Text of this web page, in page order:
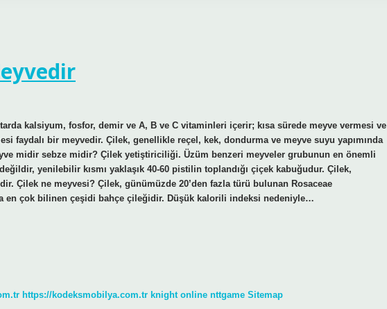
kalsiyum, fosfor, demir ve A, B ve C vitaminleri içerir; kısa sürede meyve vermesi ve
faydalı bir meyvedir. Çilek, genellikle reçel, kek, dondurma ve meyve suyu yapımında
midir sebze midir? Çilek yetiştiriciliği. Üzüm benzeri meyveler grubunun en önemli
yenilebilir kısmı yaklaşık 40-60 pistilin toplandığı çiçek kabuğudur. Çilek,
Çilek ne meyvesi? Çilek, günümüzde 20’den fazla türü bulunan Rosaceae
en çok bilinen çeşidi bahçe çileğidir. Düşük kalorili indeksi nedeniyle…
https://kodeksmobilya.com.tr knight online nttgame Sitemap